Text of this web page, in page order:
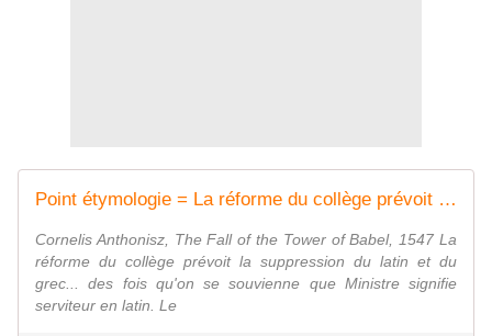
Point étymologie = La réforme du collège prévoit la suppression du latin et du grec... - MOINS de BIENS PLUS de LIENS
Cornelis Anthonisz, The Fall of the Tower of Babel, 1547 La
réforme du collège prévoit la suppression du latin et du
grec... des fois qu'on se souvienne que Ministre signifie
serviteur en latin. Le